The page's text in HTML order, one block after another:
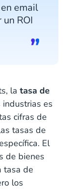
email
ROI
la tasa de
es
cifras de
tasas de
El
de bienes
tasa de
los